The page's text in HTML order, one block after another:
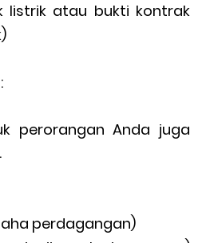
listrik atau bukti kontrak
perorangan Anda juga
perdagangan)